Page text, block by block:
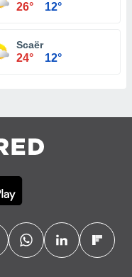
26° 12°
Scaër
24° 12°